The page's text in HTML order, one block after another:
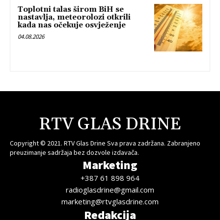
Toplotni talas širom BiH se
nastavlja, meteorolozi otkrili
kada nas očekuje osvježenje
04.08.2026
RTV GLAS DRINE
Copyright © 2021. RTV Glas Drine Sva prava zadržana. Zabranjeno
preuzimanje sadržaja bez dozvole izdavača.
Marketing
+387 61 898 964
radioglasdrine@gmail.com
marketing@rtvglasdrine.com
Redakcija